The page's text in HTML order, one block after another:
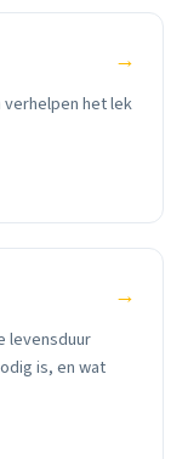
→
verhelpen het lek
→
levensduur
is, en wat